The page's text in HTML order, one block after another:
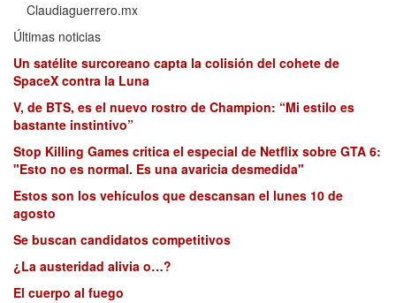
Claudiaguerrero.mx
Últimas noticias
Un satélite surcoreano capta la colisión del cohete de
SpaceX contra la Luna
V, de BTS, es el nuevo rostro de Champion: “Mi estilo es
bastante instintivo”
Stop Killing Games critica el especial de Netflix sobre GTA 6:
"Esto no es normal. Es una avaricia desmedida"
Estos son los vehículos que descansan el lunes 10 de
agosto
Se buscan candidatos competitivos
¿La austeridad alivia o…?
El cuerpo al fuego